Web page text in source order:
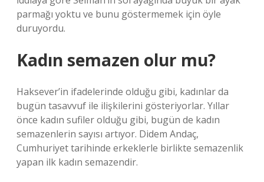
parmağı yoktu ve bunu göstermemek için öyle
duruyordu.
Kadın semazen olur mu?
Haksever’in ifadelerinde olduğu gibi, kadınlar da
bugün tasavvuf ile ilişkilerini gösteriyorlar. Yıllar
önce kadın sufiler olduğu gibi, bugün de kadın
semazenlerin sayısı artıyor. Didem Andaç,
Cumhuriyet tarihinde erkeklerle birlikte semazenlik
yapan ilk kadın semazendir.